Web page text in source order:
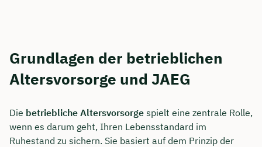
Grundlagen der betrieblichen
Altersvorsorge und JAEG
Die betriebliche Altersvorsorge spielt eine zentrale Rolle,
wenn es darum geht, Ihren Lebensstandard im
Ruhestand zu sichern. Sie basiert auf dem Prinzip der